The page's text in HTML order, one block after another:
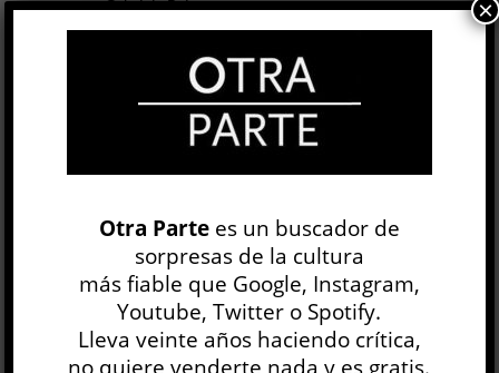
Gabriela Bejerman
LITERATURA ARGENTINA
Las escrituras del yo han ido en los últimos años
hasta el borde: bordes del psiquismo, bordes de
los cuerpos, ahí donde la palabra pudor suena
LEER MÁS
Una conversación prolongada al infinito
Jaquelina Miranda
LITERATURA ARGENTINA
Otra Partees un buscador de
sorpresas de la cultura
más fiable que Google, Instagram,
Youtube, Twitter o Spotify.
Lleva veinte años haciendo crítica,
no quiere venderte nada y es gratis.
×